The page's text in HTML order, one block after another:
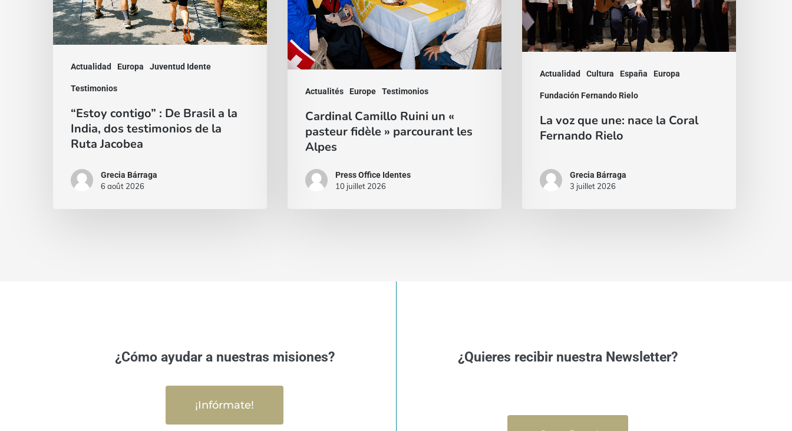
Actualidad Europa Juventud Idente
Testimonios
a
la
testimonios
Ruta
“Estoy contigo” : De Brasil a la
India, dos testimonios de la
Ruta Jacobea
Grecia Bárraga
6 août 2026
Actualités Europe Testimonios
pasteur
fidèle
»
parcourant
Cardinal Camillo Ruini un «
pasteur fidèle » parcourant les
Alpes
Press Office Identes
10 juillet 2026
Actualidad Cultura España Europa
Fundación Fernando Rielo
la
Coral
Fernando
Rielo
La voz que une: nace la Coral
Fernando Rielo
Grecia Bárraga
3 juillet 2026
¿Cómo ayudar a nuestras misiones?
¡Infórmate!
¿Quieres recibir nuestra Newsletter?